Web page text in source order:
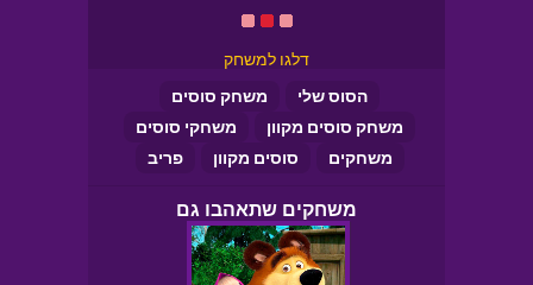
דלגו למשחק
הסוס שלי
משחק סוסים
משחק סוסים מקוון
משחקי סוסים
משחקים
סוסים מקוון פריב
משחקים שתאהבו גם